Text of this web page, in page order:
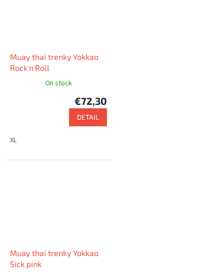
Muay thai trenky Yokkao
Rock'n'Roll
On stock
€72,30
DETAIL
XL
Muay thai trenky Yokkao
Sick pink